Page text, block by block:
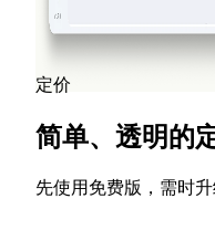
阅读更多
查看所有博客文章
定价
简单、透明的
先使用免费版，需时升